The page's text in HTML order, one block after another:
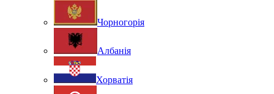
Чорногорія
Албанія
Хорватія